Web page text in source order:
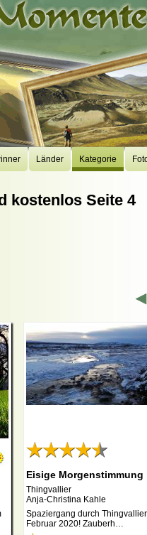
Länder Kategorie
kostenlos Seite 4
◀
Eisige Morgenstimmung
Thingvallier
Anja-Christina Kahle
Spaziergang durch
Februar 2020! Zauberh…